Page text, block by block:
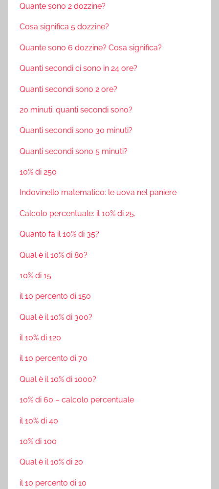
Quante sono 2 dozzine?
Cosa significa 5 dozzine?
Quante sono 6 dozzine? Cosa significa?
Quanti secondi ci sono in 24 ore?
Quanti secondi sono 2 ore?
20 minuti: quanti secondi sono?
Quanti secondi sono 30 minuti?
Quanti secondi sono 5 minuti?
10% di 250
Indovinello matematico: le uova nel paniere
Calcolo percentuale: il 10% di 25.
Quanto fa il 10% di 35?
Qual è il 10% di 80?
10% di 15
il 10 percento di 150
Qual è il 10% di 300?
il 10% di 120
il 10 percento di 70
Qual è il 10% di 1000?
10% di 60 – calcolo percentuale
il 10% di 40
10% di 100
Qual è il 10% di 20
il 10 percento di 10